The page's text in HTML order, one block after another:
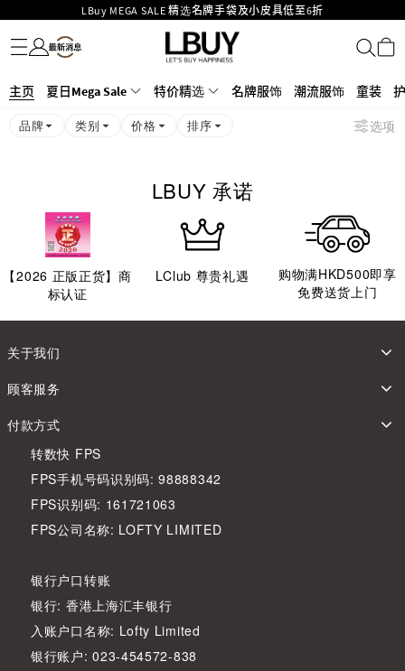
LBuy MEGA SALE 精选名牌手袋及小皮具低至6折
Goyard Hobo / Hobo Mini人气限量特别版限时原价低至75折!
LBuy呈献 - Hermès 及 Chanel 手袋及首饰低至6折，立即入手!
426号铺！
MOKO 1楼175号铺旗舰店特设名牌Hermès、CHANEL及LV专区！
购物满HKD500即享免运费！
名牌服饰
潮流服饰
童装
护肤美妆
香水香薰
个人护理
母婴护理
游戏及精品玩具
文仪用品
家居生活
电子产品
美食
医药保健
运动与户外用品
主页 夏日Mega Sale 特价精选 名牌服饰 潮流服饰 童装
品牌 类别 价格 排序 选项
LBUY 承诺
【2026 正版正货】商
标认证
LClub 尊贵礼遇
购物满HKD500即享
免费送货上门
关于我们
顾客服务
付款方式
转数快 FPS
FPS手机号码识别码: 98888342
FPS识别码: 161721063
FPS公司名称: LOFTY LIMITED
银行户口转账
银行: 香港上海汇丰银行
入账户口名称: Lofty Limited
银行账户: 023-454572-838